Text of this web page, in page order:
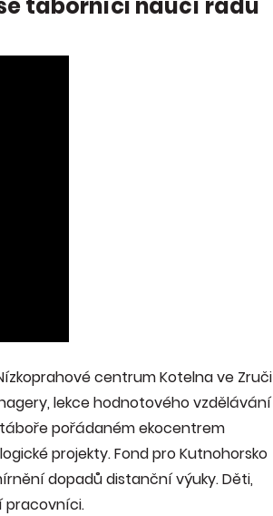
centrum Kotelna ve Zruči
lekce hodnotového vzdělávání
pořádaném ekocentrem
projekty. Fond pro Kutnohorsko
dopadů distanční výuky. Děti,
pracovníci.